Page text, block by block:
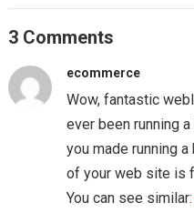
3 Comments
ecommerce
Wow, fantastic
ever been running
you made running
of your web site is
You can see similar: